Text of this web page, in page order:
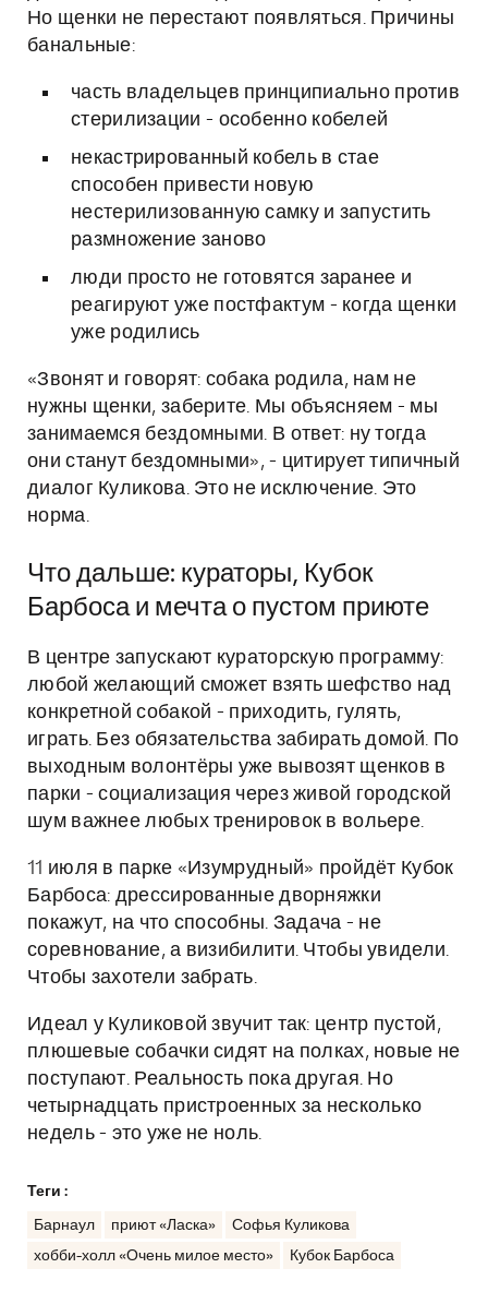
Но щенки не перестают появляться. Причины
банальные:
часть владельцев принципиально против
стерилизации - особенно кобелей
некастрированный кобель в стае
способен привести новую
нестерилизованную самку и запустить
размножение заново
люди просто не готовятся заранее и
реагируют уже постфактум - когда щенки
уже родились
«Звонят и говорят: собака родила, нам не
нужны щенки, заберите. Мы объясняем - мы
занимаемся бездомными. В ответ: ну тогда
они станут бездомными», - цитирует типичный
диалог Куликова. Это не исключение. Это
норма.
Что дальше: кураторы, Кубок
Барбоса и мечта о пустом приюте
В центре запускают кураторскую программу:
любой желающий сможет взять шефство над
конкретной собакой - приходить, гулять,
играть. Без обязательства забирать домой. По
выходным волонтёры уже вывозят щенков в
парки - социализация через живой городской
шум важнее любых тренировок в вольере.
11 июля в парке «Изумрудный» пройдёт Кубок
Барбоса: дрессированные дворняжки
покажут, на что способны. Задача - не
соревнование, а визибилити. Чтобы увидели.
Чтобы захотели забрать.
Идеал у Куликовой звучит так: центр пустой,
плюшевые собачки сидят на полках, новые не
поступают. Реальность пока другая. Но
четырнадцать пристроенных за несколько
недель - это уже не ноль.
Теги :
Барнаул приют «Ласка»
Софья Куликова
хобби-холл «Очень милое место»
Кубок Барбоса